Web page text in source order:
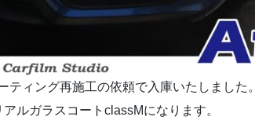
ティング再施工の依頼で入庫いたしました。
ルガラスコートclassMになります。